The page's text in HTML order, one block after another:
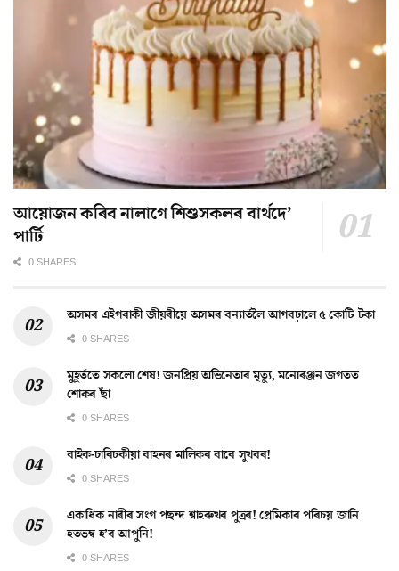
আয়োজন কৰিব নালাগে শিশুসকলৰ বাৰ্থদে’
পাৰ্টি
0 SHARES
অসমৰ এইগৰাকী জীয়ৰীয়ে অসমৰ বন্যাৰ্তলৈ আগবঢ়ালে ৫ কোটি টকা
0 SHARES
মুহূৰ্ততে সকলো শেষ! জনপ্ৰিয় অভিনেতাৰ মৃত্যু, মনোৰঞ্জন জগতত
শোকৰ ছাঁ
0 SHARES
বাইক-চাৰিচকীয়া বাহনৰ মালিকৰ বাবে সুখবৰ!
0 SHARES
একাধিক নাৰীৰ সংগ পছন্দ শ্বাহৰুখৰ পুত্ৰৰ! প্ৰেমিকাৰ পৰিচয় জানি
হতভম্ব হ’ব আপুনি!
0 SHARES